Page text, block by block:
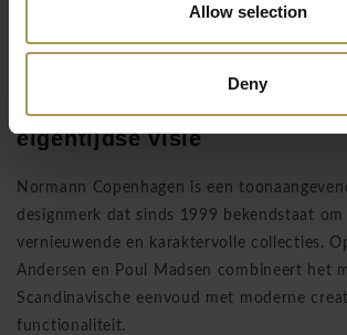
Allow selection
Deny
Normann Copenhagen –
design met innovatie en
Scandinavisch design met
eigentijdse visie
Normann Copenhagen is een
designmerk dat sinds 1999 bekendstaat om
vernieuwende en karaktervolle collecties.
Andersen en Poul Madsen combineert het
Scandinavische eenvoud met moderne
functionaliteit.